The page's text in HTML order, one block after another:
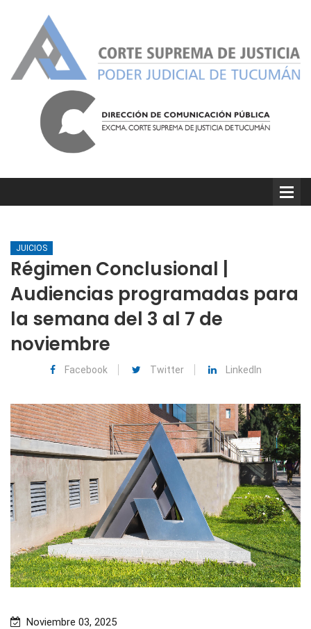
JUICIOS
Régimen Conclusional |
Audiencias programadas para
la semana del 3 al 7 de
noviembre
Facebook Twitter LinkedIn
Noviembre 03, 2025